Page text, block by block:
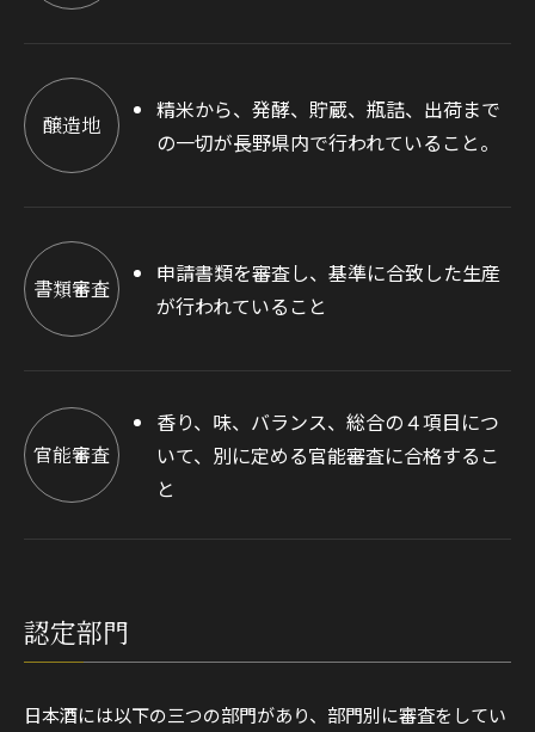
醸造地
精米から、発酵、貯蔵、瓶詰、出荷まで
の一切が長野県内で行われていること。
書類審査
申請書類を審査し、基準に合致した生産
が行われていること
官能審査
香り、味、バランス、総合の４項目につ
いて、別に定める官能審査に合格するこ
と
認定部門
日本酒には以下の三つの部門があり、部門別に審査をしてい